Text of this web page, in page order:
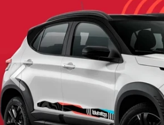
Anterior